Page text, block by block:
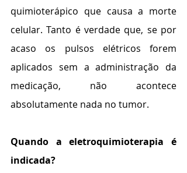
quimioterápico que causa a morte
celular. Tanto é verdade que, se por
acaso os pulsos elétricos forem
aplicados sem a administração da
medicação, não acontece
absolutamente nada no tumor.
Quando a eletroquimioterapia é
indicada?